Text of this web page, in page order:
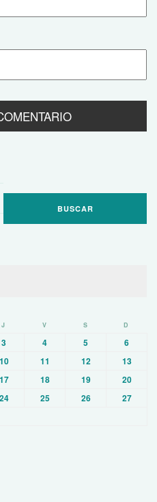
J V S D
3 4 5
6
10 11 12
13
17 18 19
20
24 25 26
27